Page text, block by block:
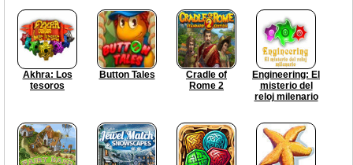
Akhra: Los
tesoros
Button Tales
Cradle of
Rome 2
Engineering: El
misterio del
reloj milenario